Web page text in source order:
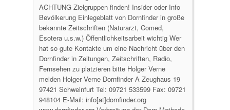
ACHTUNG Zielgruppen finden! Insider oder Info
Bevölkerung Einlegeblatt von Dornfinder in große
bekannte Zeitschriften (Naturarzt, Comed,
Esotera u.s.w.) Öffentlichkeitsarbeit wichtig Wer
hat so gute Kontakte um eine Nachricht über den
Dornfinder in Zeitungen, Zeitschriften, Radio,
Fernsehen zu platzieren bitte Holger Verne
melden Holger Verne Dornfinder A Zeughaus 19
97421 Schweinfurt Tel: 09721 533599 Fax: 09721
948104 E-Mail: info[at]dornfinder.org